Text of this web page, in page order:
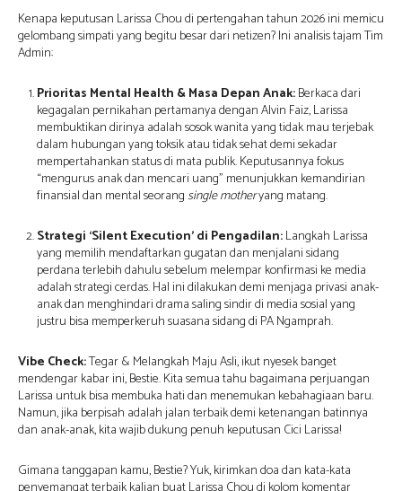
Kenapa keputusan Larissa Chou di pertengahan tahun 2026 ini memicu
gelombang simpati yang begitu besar dari netizen?Ini analisis tajam Tim
Admin:
Prioritas Mental Health & Masa Depan Anak:Berkaca dari
kegagalan pernikahan pertamanya dengan Alvin Faiz,Larissa
membuktikan dirinya adalah sosok wanita yang tidak mau terjebak
dalam hubungan yang toksik atau tidak sehat demi sekadar
mempertahankan status di mata publik.Keputusannya fokus
“mengurus anak dan mencari uang” menunjukkan kemandirian
finansial dan mental seorangsingle motheryang matang.
Strategi ‘Silent Execution’ di Pengadilan:Langkah Larissa
yang memilih mendaftarkan gugatan dan menjalani sidang
perdana terlebih dahulu sebelum melempar konfirmasi ke media
adalah strategi cerdas.Hal ini dilakukan demi menjaga privasi anak-
anak dan menghindari drama saling sindir di media sosial yang
justru bisa memperkeruh suasana sidang di PA Ngamprah.
Vibe Check:Tegar & Melangkah Maju Asli,ikut nyesek banget
mendengar kabar ini,Bestie.Kita semua tahu bagaimana perjuangan
Larissa untuk bisa membuka hati dan menemukan kebahagiaan baru.
Namun,jika berpisah adalah jalan terbaik demi ketenangan batinnya
dan anak-anak,kita wajib dukung penuh keputusan Cici Larissa!
Gimana tanggapan kamu,Bestie?Yuk,kirimkan doa dan kata-kata